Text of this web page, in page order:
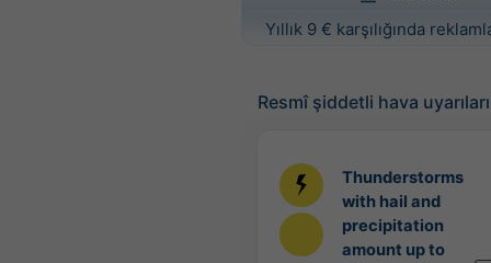
Yıllık 9 € karşılığında
Resmî şiddetli hava uyarıları
Thunderstorms
with hail and
precipitation
amount up to